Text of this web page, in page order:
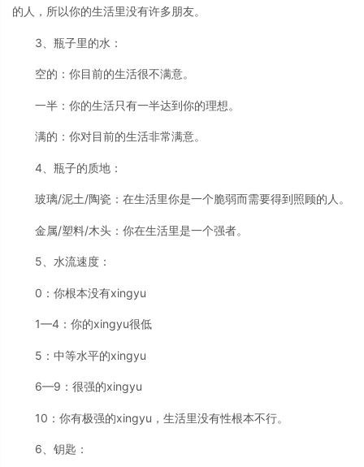
的人，所以你的生活里没有许多朋友。
3、瓶子里的水：
空的：你目前的生活很不满意。
一半：你的生活只有一半达到你的理想。
满的：你对目前的生活非常满意。
4、瓶子的质地：
玻璃/泥土/陶瓷：在生活里你是一个脆弱而需要得到照顾的人。
金属/塑料/木头：你在生活里是一个强者。
5、水流速度：
0：你根本没有xingyu
1—4：你的xingyu很低
5：中等水平的xingyu
6—9：很强的xingyu
10：你有极强的xingyu，生活里没有性根本不行。
6、钥匙：